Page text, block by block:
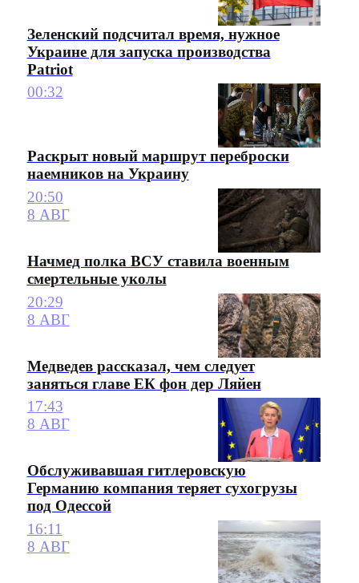
Зеленский подсчитал время, нужное
Украине для запуска производства
Patriot
00:32
Раскрыт новый маршрут переброски
наемников на Украину
20:50
8 АВГ
Начмед полка ВСУ ставила военным
смертельные уколы
20:29
8 АВГ
Медведев рассказал, чем следует
заняться главе ЕК фон дер Ляйен
17:43
8 АВГ
Обслуживавшая гитлеровскую
Германию компания теряет сухогрузы
под Одессой
16:11
8 АВГ